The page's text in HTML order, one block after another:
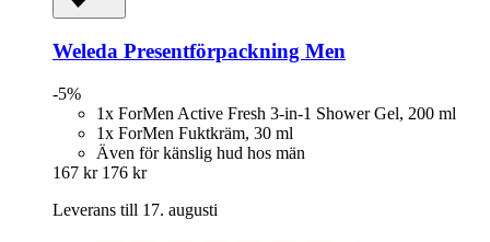
Weleda Presentförpackning Men
-5%
1x ForMen Active Fresh 3-in-1 Shower Gel, 200 ml
1x ForMen Fuktkräm, 30 ml
Även för känslig hud hos män
167 kr 176 kr
Leverans till 17. augusti